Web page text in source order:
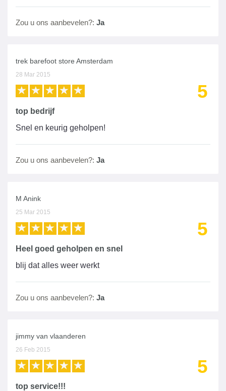
Zou u ons aanbevelen?: Ja
trek barefoot store Amsterdam
28 Mar 2015
5
top bedrijf
Snel en keurig geholpen!
Zou u ons aanbevelen?: Ja
M Anink
25 Mar 2015
5
Heel goed geholpen en snel
blij dat alles weer werkt
Zou u ons aanbevelen?: Ja
jimmy van vlaanderen
26 Feb 2015
5
top service!!!